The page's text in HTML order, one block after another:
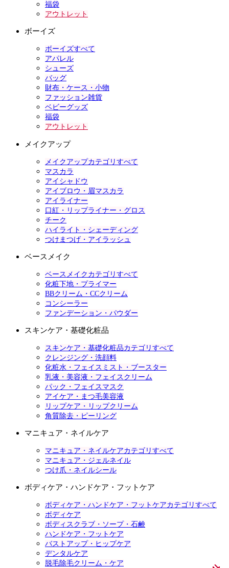
福袋
アウトレット
ボーイズ
ボーイズすべて
アパレル
シューズ
バッグ
財布・ケース・小物
ファッション雑貨
ベビーグッズ
福袋
アウトレット
メイクアップ
メイクアップカテゴリすべて
マスカラ
アイシャドウ
アイブロウ・眉マスカラ
アイライナー
口紅・リップライナー・グロス
チーク
ハイライト・シェーディング
つけまつげ・アイラッシュ
ベースメイク
ベースメイクカテゴリすべて
化粧下地・プライマー
BBクリーム・CCクリーム
コンシーラー
ファンデーション・パウダー
スキンケア・基礎化粧品
スキンケア・基礎化粧品カテゴリすべて
クレンジング・洗顔料
化粧水・フェイスミスト・ブースター
乳液・美容液・フェイスクリーム
パック・フェイスマスク
アイケア・まつ毛美容液
リップケア・リップクリーム
角質除去・ピーリング
マニキュア・ネイルケア
マニキュア・ネイルケアカテゴリすべて
マニキュア・ジェルネイル
つけ爪・ネイルシール
ボディケア・ハンドケア・フットケア
ボディケア・ハンドケア・フットケアカテゴリすべて
ボディケア
ボディスクラブ・ソープ・石鹸
ハンドケア・フットケア
バストアップ・ヒップケア
デンタルケア
脱毛除毛クリーム・ケア